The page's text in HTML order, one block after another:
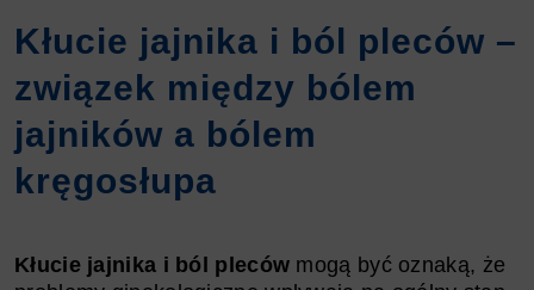
Kłucie jajnika i ból pleców –
związek między bólem
jajników a bólem
kręgosłupa
Kłucie jajnika i ból pleców mogą być oznaką, że